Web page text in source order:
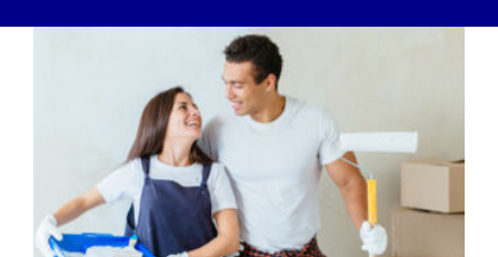
Video Reviews
030-2072303